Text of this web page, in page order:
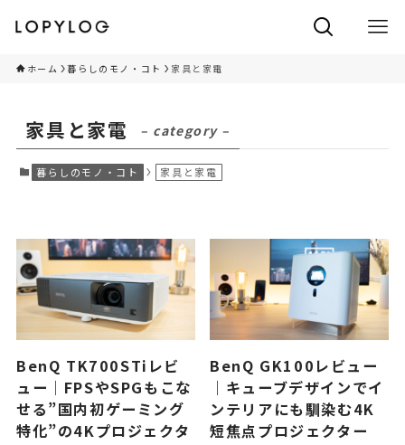
ホーム 暮らしのモノ・コト 家具と家電
家具と家電 – category –
暮らしのモノ・コト 家具と家電
BenQ TK700STiレビ
ュー｜FPSやSPGもこな
せる”国内初ゲーミング
特化”の4Kプロジェクタ
BenQ GK100レビュー
｜キューブデザインでイ
ンテリアにも馴染む4K
短焦点プロジェクター